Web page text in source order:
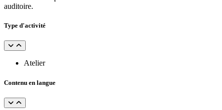
auditoire.
Type d'activité
Atelier
Contenu en langue